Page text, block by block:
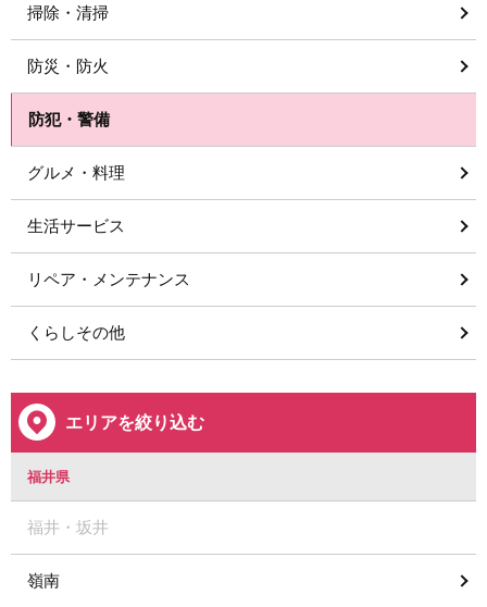
掃除・清掃
防災・防火
防犯・警備
グルメ・料理
生活サービス
リペア・メンテナンス
くらしその他
エリアを絞り込む
福井県
福井・坂井
嶺南